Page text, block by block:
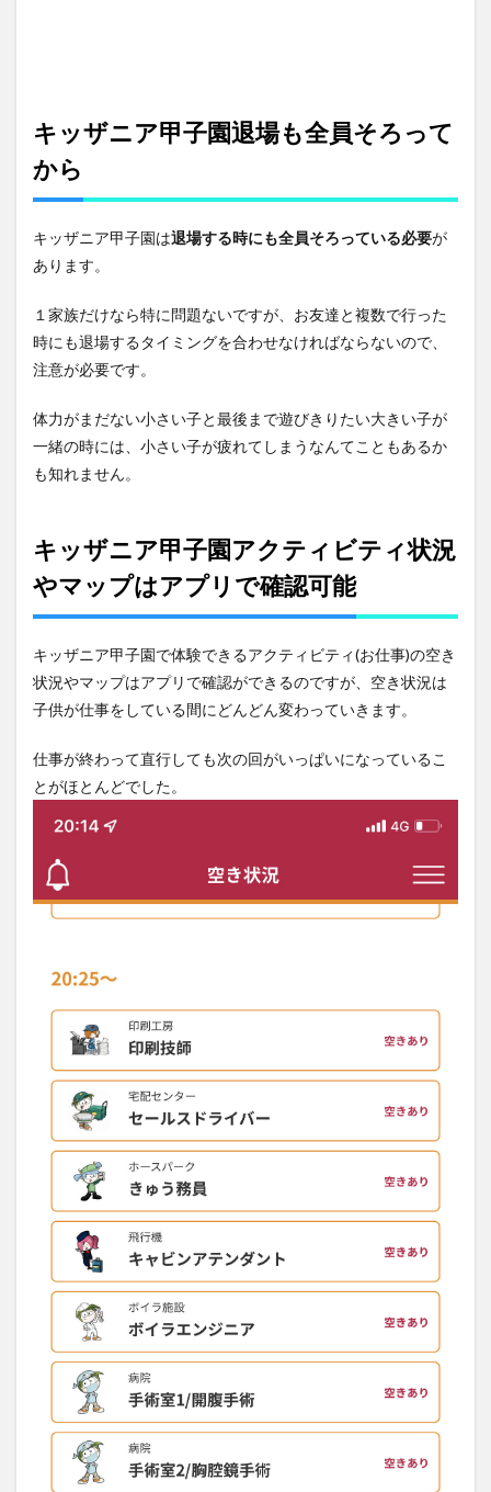
キッザニア甲子園退場も全員そろって
から
キッザニア甲子園は退場する時にも全員そろっている必要が
あります。
１家族だけなら特に問題ないですが、お友達と複数で行った
時にも退場するタイミングを合わせなければならないので、
注意が必要です。
体力がまだない小さい子と最後まで遊びきりたい大きい子が
一緒の時には、小さい子が疲れてしまうなんてこともあるか
も知れません。
キッザニア甲子園アクティビティ状況
やマップはアプリで確認可能
キッザニア甲子園で体験できるアクティビティ(お仕事)の空き
状況やマップはアプリで確認ができるのですが、空き状況は
子供が仕事をしている間にどんどん変わっていきます。
仕事が終わって直行しても次の回がいっぱいになっているこ
とがほとんどでした。